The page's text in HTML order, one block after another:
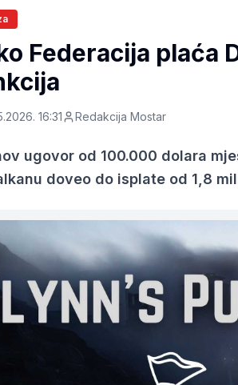
Federacija plaća
16:31 Redakcija Mostar
ugovor od 100.000 dolara
doveo do isplate od 1,8